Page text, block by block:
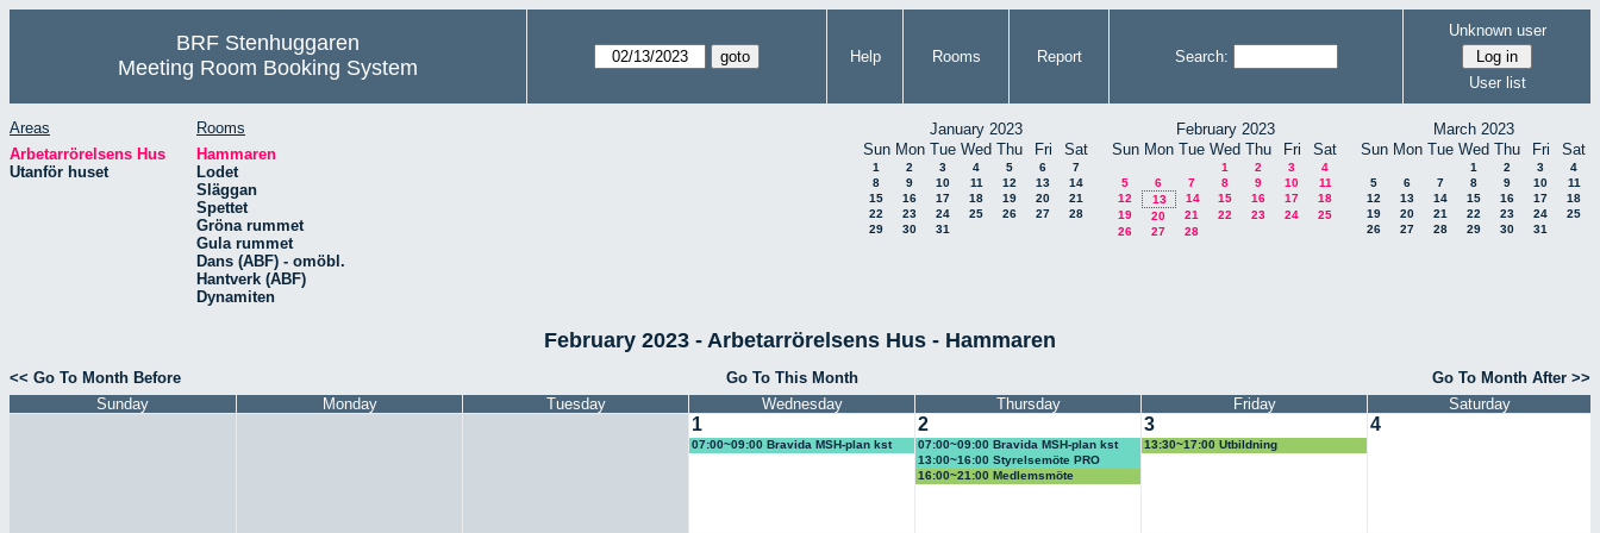
BRF Stenhuggaren
Meeting Room Booking System
Help Rooms Report Search:
Unknown user
User list
Areas
Arbetarrörelsens Hus
Utanför huset
Rooms
Hammaren
Lodet
Släggan
Spettet
Gröna rummet
Gula rummet
Dans (ABF) - omöbl.
Hantverk (ABF)
Dynamiten
January 2023
Sun Mon Tue Wed Thu Fri Sat
1 2 3 4 5 6
7
8
9 10 11 12 13
14
15
16 17 18 19 20
21
22
23 24 25 26 27
28
29
30 31
February 2023
Sun Mon Tue Wed Thu Fri Sat
1 2 3
4
5
6 7 8 9 10
11
12
13 14 15 16 17
18
19
20 21 22 23 24
25
26
27 28
March 2023
Sun Mon Tue Wed Thu Fri Sat
1 2 3
4
5
6 7 8 9 10
11
12
13 14 15 16 17
18
19
20 21 22 23 24
25
26
27 28 29 30 31
February 2023 - Arbetarrörelsens Hus - Hammaren
<< Go To Month Before Go To This Month
Go To Month After >>
Sunday
Monday Tuesday Wednesday Thursday Friday Saturday
1
07:00~09:00 Bravida MSH-plan kst
3670
2
07:00~09:00 Bravida MSH-plan kst
3681
13:00~16:00 Styrelsemöte PRO
Byggfacken
16:00~21:00 Medlemsmöte
3
13:30~17:00 Utbildning
förvaltningssamverkansledamöter
4